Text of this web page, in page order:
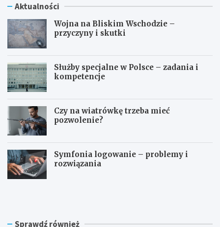
Aktualności
Wojna na Bliskim Wschodzie –
przyczyny i skutki
Służby specjalne w Polsce – zadania i
kompetencje
Czy na wiatrówkę trzeba mieć
pozwolenie?
Symfonia logowanie – problemy i
rozwiązania
W
n
S
y Sprawdź również